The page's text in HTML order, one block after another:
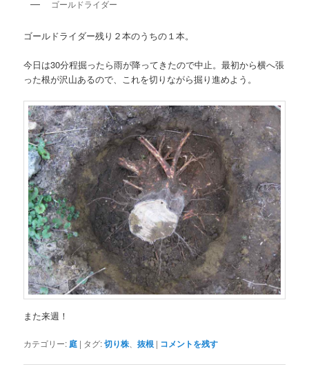
ゴールドライダー
ゴールドライダー残り２本のうちの１本。
今日は30分程掘ったら雨が降ってきたので中止。最初から横へ張
った根が沢山あるので、これを切りながら掘り進めよう。
また来週！
カテゴリー: 庭 | タグ:切り株 、抜根 | コメントを残す